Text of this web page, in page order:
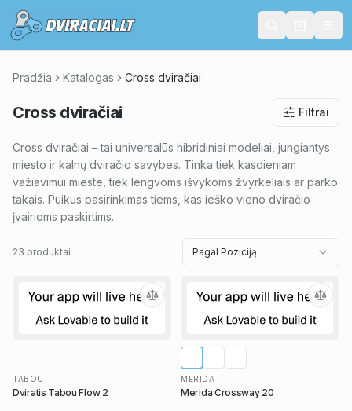
Pradžia Katalogas Cross dviračiai
Cross dviračiai Filtrai
Cross dviračiai – tai universalūs hibridiniai modeliai, jungiantys
miesto ir kalnų dviračio savybes. Tinka tiek kasdieniam
važiavimui mieste, tiek lengvoms išvykoms žvyrkeliais ar parko
takais. Puikus pasirinkimas tiems, kas ieško vieno dviračio
įvairioms paskirtims.
23 produktai Pagal Poziciją
TABOU
Dviratis Tabou Flow 2
MERIDA
Merida Crossway 20